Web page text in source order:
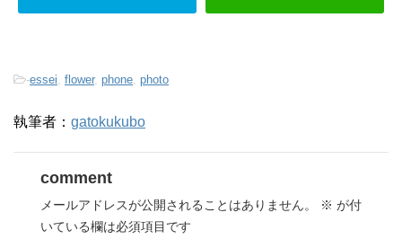
-essei flower, phone photo
執筆者： gatokukubo
comment
メールアドレスが公開されることはありません。 ※ が付
いている欄は必須項目です